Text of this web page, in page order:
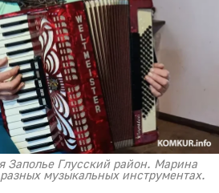
Заполье Глусский район. Марина
музыкальных инструментах.